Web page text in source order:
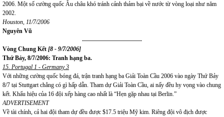
2006. Một số cường quốc Âu châu khó tránh cảnh thảm bại về nước từ vòng loại như năm
2002.
Houston, 11/7/2006
Nguyên Vũ
------------------------------
Vòng Chung Kết [8 - 9/7/2006]
Thứ Bảy, 8/7/2006: Tranh hạng ba.
15. Portugal 1 - Germany 3
Với những cường quốc bóng đá, trận tranh hạng ba Giải Toàn Cầu 2006 vào ngày Thứ Bảy
8/7 tại Stuttgart chẳng có gì hấp dẫn. Tham dự Giải Toàn Cầu, ai nấy đều hy vọng vào chung
kết. Khẩu hiệu của 16 đội xếp hàng cao nhất là “Hẹn gặp nhau tại Berlin.”
ADVERTISEMENT
Về tài chính, cả hai đội tham dự đều được $17.5 triệu Mỹ kim. Riêng đội vô địch được